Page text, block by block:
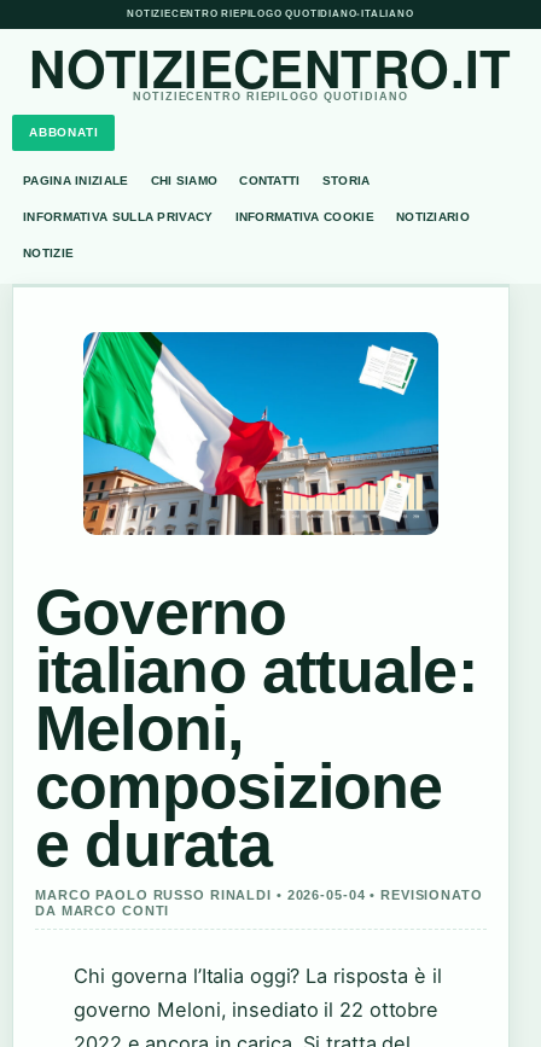
NOTIZIECENTRO RIEPILOGO QUOTIDIANO• ITALIANO
NOTIZIECENTRO.IT
NOTIZIECENTRO RIEPILOGO QUOTIDIANO
ABBONATI
PAGINA INIZIALE CHI SIAMO CONTATTI STORIA
INFORMATIVA SULLA PRIVACY INFORMATIVA COOKIE NOTIZIARIO
NOTIZIE
Governo
italiano attuale:
Meloni,
composizione
e durata
MARCO PAOLO RUSSO RINALDI • 2026-05-04 • REVISIONATO
DA MARCO CONTI
Chi governa l’Italia oggi? La risposta è il
governo Meloni, insediato il 22 ottobre